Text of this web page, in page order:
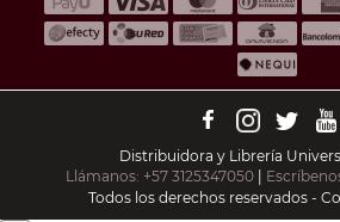
Distribuidora y Librería
Llámanos: +57 3125347050 |
Todos los derechos reservados -